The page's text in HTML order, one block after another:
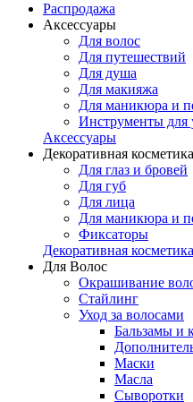
Распродажа
Аксессуары
Для волос
Для путешествий
Для душа
Для макияжа
Для маникюра и
Инструменты для
Аксессуары
Декоративная косметика
Для глаз и бровей
Для губ
Для лица
Для маникюра и
Фиксаторы
Декоративная косметика
Для Волос
Окрашивание
Стайлинг
Уход за волосами
Бальзамы и
Маски
Масла
Сыворотки